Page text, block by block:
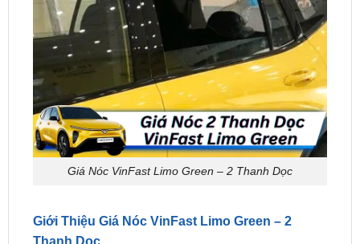
Giá Nóc VinFast Limo Green – 2 Thanh Dọc
Giới Thiệu Giá Nóc VinFast Limo Green – 2
VinFast Limo Green– mẫu MPV điện 7 chỗ hiện